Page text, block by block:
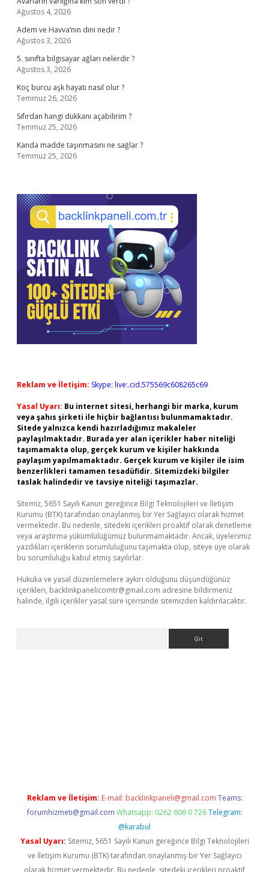
Ağustos 4, 2026
Adem ve Havva’nın dini nedir ?
Ağustos 3, 2026
5. sınıfta bilgisayar ağları nelerdir ?
Ağustos 3, 2026
Koç burcu aşk hayatı nasıl olur ?
Temmuz 26, 2026
Sıfırdan hangi dükkanı açabilirim ?
Temmuz 25, 2026
Kanda madde taşınmasını ne sağlar ?
Temmuz 25, 2026
Reklam ve İletişim: Skype: live:.cid.575569c608265c69
Yasal Uyarı: Bu internet sitesi, herhangi bir marka, kurum
veya şahıs şirketi ile hiçbir bağlantısı bulunmamaktadır.
Sitede yalnızca kendi hazırladığımız makaleler
paylaşılmaktadır. Burada yer alan içerikler haber niteliği
taşımamakta olup, gerçek kurum ve kişiler hakkında
paylaşım yapılmamaktadır. Gerçek kurum ve kişiler ile isim
benzerlikleri tamamen tesadüfidir. Sitemizdeki bilgiler
taslak halindedir ve tavsiye niteliği taşımazlar.
Sitemiz, 5651 Sayılı Kanun gereğince Bilgi Teknolojileri ve İletişim
Kurumu (BTK) tarafından onaylanmış bir Yer Sağlayıcı olarak hizmet
vermektedir. Bu nedenle, sitedeki içerikleri proaktif olarak denetleme
veya araştırma yükümlülüğümüz bulunmamaktadır. Ancak, üyelerimiz
yazdıkları içeriklerin sorumluluğunu taşımakta olup, siteye üye olarak
bu sorumluluğu kabul etmiş sayılırlar.
Hukuka ve yasal düzenlemelere aykırı olduğunu düşündüğünüz
içerikleri, backlinkpanelicomtr@gmail.com adresine bildirmeniz
halinde, ilgili içerikler yasal süre içerisinde sitemizden kaldırılacaktır.
Reklam ve İletişim: E-mail: backlinkpaneli@gmail.com Teams:
forumhizmeti@gmail.com Whatsapp: 0262 606 0 726 Telegram:
@karabul
Yasal Uyarı: Sitemiz, 5651 Sayılı Kanun gereğince Bilgi Teknolojileri
ve İletişim Kurumu (BTK) tarafından onaylanmış bir Yer Sağlayıcı
olarak hizmet vermektedir. Bu nedenle, sitedeki içerikleri proaktif